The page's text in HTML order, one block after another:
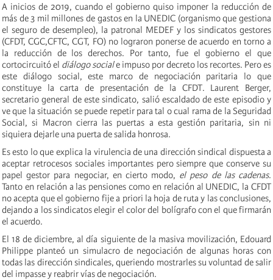
A inicios de 2019, cuando el gobierno quiso imponer la reducción de
más de 3 mil millones de gastos en la UNEDIC (organismo que gestiona
el seguro de desempleo), la patronal MEDEF y los sindicatos gestores
(CFDT, CGC,CFTC, CGT, FO) no lograron ponerse de acuerdo en torno a
la reducción de los derechos. Por tanto, fue el gobierno el que
cortocircuitó el diálogo sociale impuso por decreto los recortes. Pero es
este diálogo social, este marco de negociación paritaria lo que
constituye la carta de presentación de la CFDT. Laurent Berger,
secretario general de este sindicato, salió escaldado de este episodio y
ve que la situación se puede repetir para tal o cual rama de la Seguridad
Social, si Macron cierra las puertas a esta gestión paritaria, sin ni
siquiera dejarle una puerta de salida honrosa.
Es esto lo que explica la virulencia de una dirección sindical dispuesta a
aceptar retrocesos sociales importantes pero siempre que conserve su
papel gestor para negociar, en cierto modo, el peso de las cadenas.
Tanto en relación a las pensiones como en relación al UNEDIC, la CFDT
no acepta que el gobierno fije a priori la hoja de ruta y las conclusiones,
dejando a los sindicatos elegir el color del bolígrafo con el que firmarán
el acuerdo.
El 18 de diciembre, al día siguiente de la masiva movilización, Edouard
Philippe planteó un simulacro de negociación de algunas horas con
todas las dirección sindicales, queriendo mostrarles su voluntad de salir
del impasse y reabrir vías de negociación.